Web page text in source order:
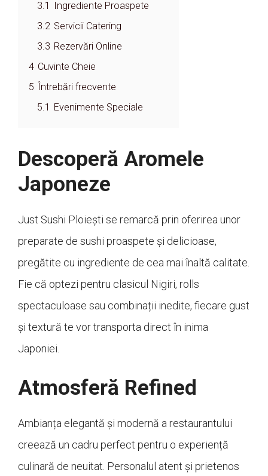
3.1
Ingrediente Proaspete
3.2 Servicii Catering
3.3 Rezervări Online
4 Cuvinte Cheie
5 Întrebări frecvente
5.1 Evenimente Speciale
Descoperă Aromele
Japoneze
Just Sushi Ploiești se remarcă prin oferirea unor
preparate de sushi proaspete și delicioase,
pregătite cu ingrediente de cea mai înaltă calitate.
Fie că optezi pentru clasicul Nigiri, rolls
spectaculoase sau combinații inedite, fiecare gust
și textură te vor transporta direct în inima
Japoniei.
Atmosferă Refined
Ambianța elegantă și modernă a restaurantului
creează un cadru perfect pentru o experiență
culinară de neuitat. Personalul atent și prietenos